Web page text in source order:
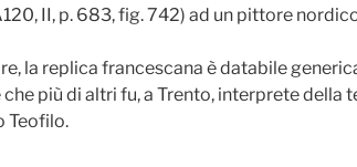
II, p. 683, fig. 742) ad un pittore
la replica francescana è databile
più di altri fu, a Trento, interprete della
Teofilo.